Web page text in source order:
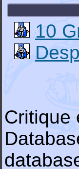
10
Critique